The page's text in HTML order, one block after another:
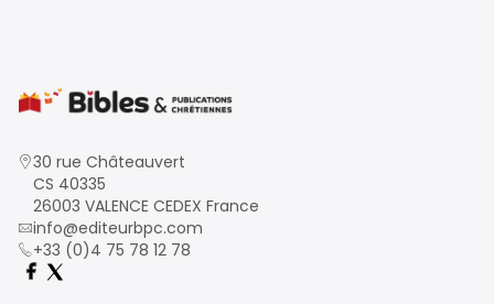
30 rue Châteauvert
CS 40335
26003 VALENCE CEDEX France
info@editeurbpc.com
+33 (0)4 75 78 12 78